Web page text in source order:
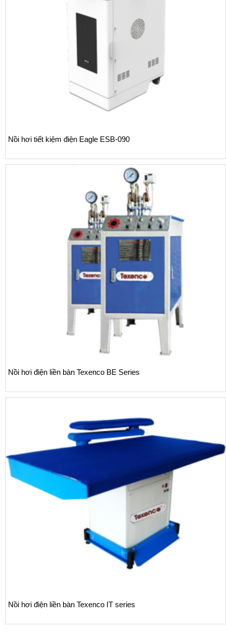
Nồi hơi tiết kiệm điện Eagle ESB-090
Nồi hơi điện liền bàn Texenco BE Series
Nồi hơi điện liền bàn Texenco IT series